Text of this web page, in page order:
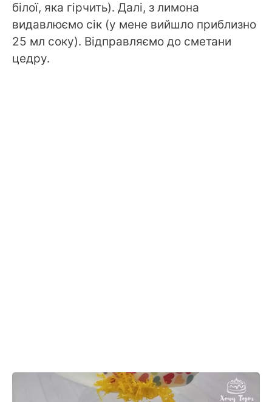
білої, яка гірчить). Далі, з лимона
видавлюємо сік (у мене вийшло приблизно
25 мл соку). Відправляємо до сметани
цедру.